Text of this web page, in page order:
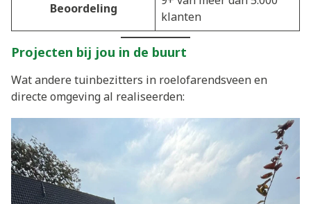
Beoordeling
klanten
Projecten bij jou in de buurt
Wat andere tuinbezitters in roelofarendsveen en
directe omgeving al realiseerden: